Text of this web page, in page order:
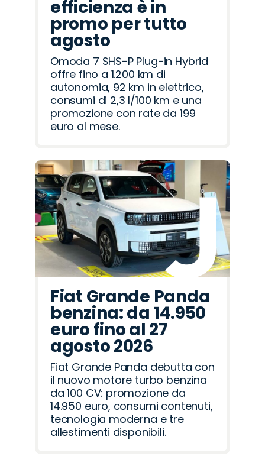
efficienza è in
promo per tutto
agosto
Omoda 7 SHS-P Plug-in Hybrid
offre fino a 1.200 km di
autonomia, 92 km in elettrico,
consumi di 2,3 l/100 km e una
promozione con rate da 199
euro al mese.
Fiat Grande Panda
benzina: da 14.950
euro fino al 27
agosto 2026
Fiat Grande Panda debutta con
il nuovo motore turbo benzina
da 100 CV: promozione da
14.950 euro, consumi contenuti,
tecnologia moderna e tre
allestimenti disponibili.